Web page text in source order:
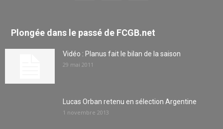
Plongée dans le passé de FCGB.net
Vidéo : Planus fait le bilan de la saison
29 mai 2011
Lucas Orban retenu en sélection Argentine
1 novembre 2013